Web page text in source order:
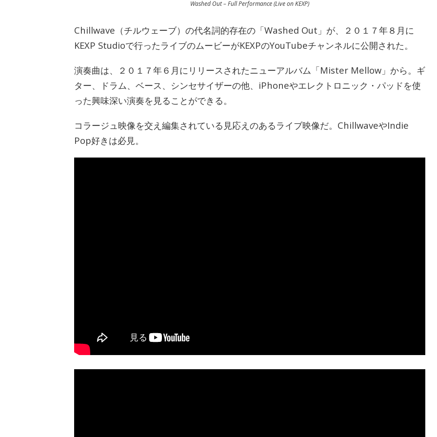
Washed Out – Full Performance (Live on KEXP)
Chillwave（チルウェーブ）の代名詞的存在の「Washed Out」が、２０１７年８月に
KEXP Studioで行ったライブのムービーがKEXPのYouTubeチャンネルに公開された。
演奏曲は、２０１７年６月にリリースされたニューアルバム「Mister Mellow」から。ギ
ター、ドラム、ベース、シンセサイザーの他、iPhoneやエレクトロニック・パッドを使
った興味深い演奏を見ることができる。
コラージュ映像を交え編集されている見応えのあるライブ映像だ。ChillwaveやIndie
Pop好きは必見。